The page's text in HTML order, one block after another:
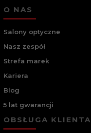
O NAS
Salony optyczne
Nasz zespół
Strefa marek
Kariera
Blog
5 lat gwarancji
OBSŁUGA KLIENTA